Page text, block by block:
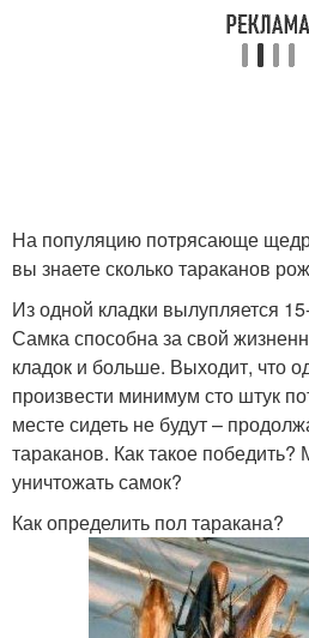
На популяцию потрясающе
вы знаете сколько тараканов
Из одной кладки вылупляется
Самка способна за свой
кладок и больше. Выходит, что
произвести минимум сто штук
месте сидеть не будут –
тараканов. Как такое победить?
уничтожать самок?
Как определить пол таракана?